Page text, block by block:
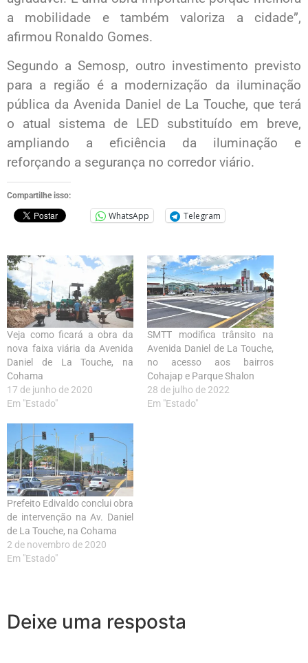
a mobilidade e também valoriza a cidade”,
afirmou Ronaldo Gomes.
Segundo a Semosp, outro investimento previsto
para a região é a modernização da iluminação
pública da Avenida Daniel de La Touche, que terá
o atual sistema de LED substituído em breve,
ampliando a eficiência da iluminação e
reforçando a segurança no corredor viário.
Compartilhe isso:
WhatsApp Telegram
Veja como ficará a obra da
nova faixa viária da Avenida
Daniel de La Touche, na
Cohama
17 de junho de 2020
Em "Estado"
SMTT modifica trânsito na
Avenida Daniel de La Touche,
no acesso aos bairros
Cohajap e Parque Shalon
28 de julho de 2022
Em "Estado"
Prefeito Edivaldo conclui obra
de intervenção na Av. Daniel
de La Touche, na Cohama
2 de novembro de 2020
Em "Estado"
Deixe uma resposta